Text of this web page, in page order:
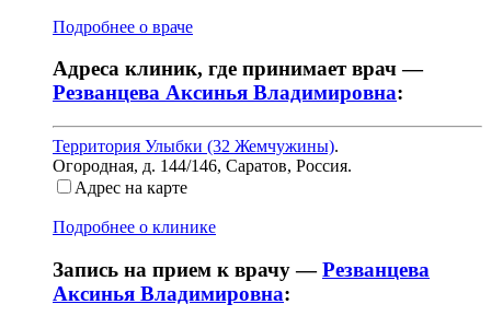
Подробнее о враче
Адреса клиник, где принимает врач —
Резванцева Аксинья Владимировна:
Территория Улыбки (32 Жемчужины).
Огородная, д. 144/146, Саратов, Россия.
Адрес на карте
Подробнее о клинике
Запись на прием к врачу —Резванцева
Аксинья Владимировна: